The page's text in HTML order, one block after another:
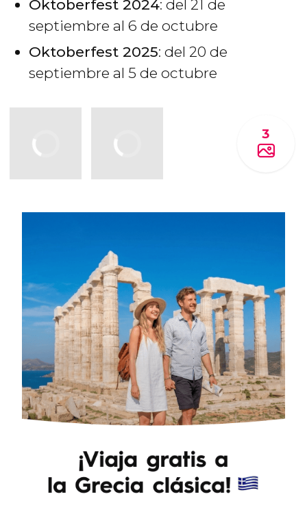
Oktoberfest 2024: del 21 de
septiembre al 6 de octubre
Oktoberfest 2025: del 20 de
septiembre al 5 de octubre
3